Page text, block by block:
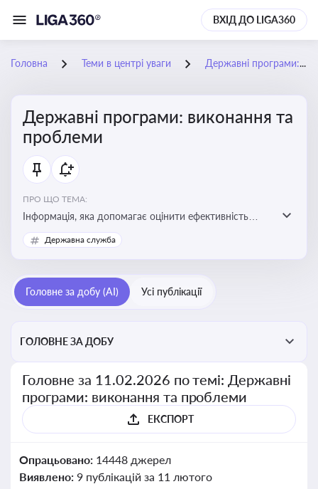
ВХІД ДО LIGA360
Головна Теми в центрі уваги Державні програми: виконання та проблеми
Державні програми: виконання та
проблеми
ПРО ЩО ТЕМА:
Інформація, яка допомагає оцінити ефективність
використання бюджетних коштів, виявити проблеми
реалізації та знайти шляхи їх удосконалення
Державна служба
Головне за добу (AI) Усі публікації
ГОЛОВНЕ ЗА ДОБУ
Головне за 11.02.2026 по темі: Державні
програми: виконання та проблеми
ЕКСПОРТ
Опрацьовано: 14448 джерел
Виявлено: 9 публікацій за 11 лютого